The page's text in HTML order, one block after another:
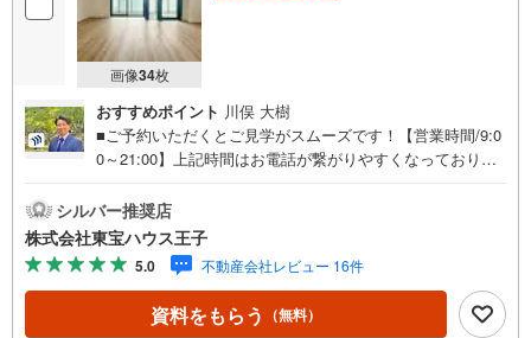
画像34枚
おすすめポイント 川俣 大樹
■ご予約いただくとご見学がスムーズです！【営業時間/9:0
0～21:00】上記時間はお電話が繋がりやすくなっておりま
にお電話ください！下記のお申込み方法も可能です！ご見
学希望のお客様:右上の「室内・現地を見学する」をクリッ
クして下さい。資料請求希望のお客様:右上の「資料をもら
う」をクリックして下さい。【東宝ハウス王子のポイン
ト】（1）不動産のご提案から資金計画・ライフシミュレー
ションのご相談・無理のないライフプラン、提携による低
シルバー推奨店
株式会社東宝ハウス王子
5.0 不動産会社レビュー 16件
資料をもらう （無料）